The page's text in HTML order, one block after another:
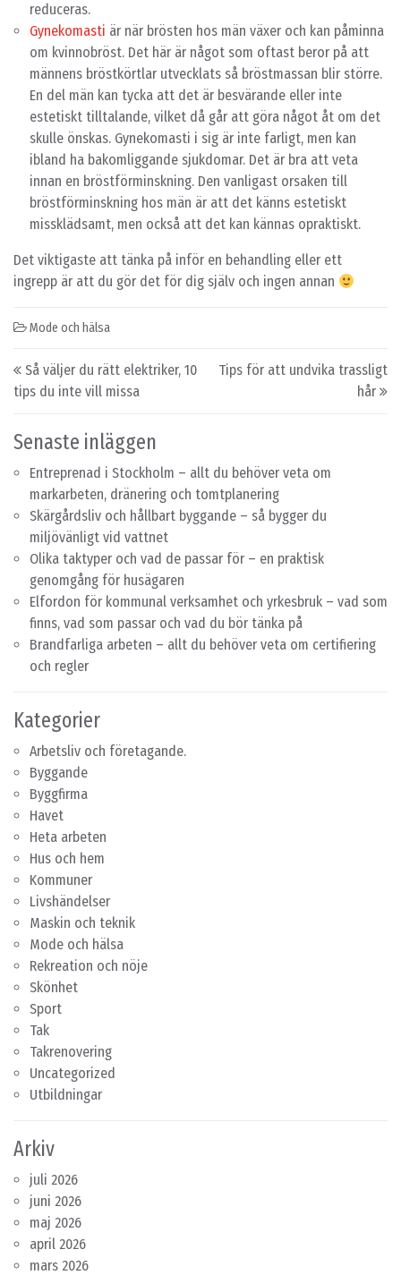
reduceras.
Gynekomasti är när brösten hos män växer och kan påminna
om kvinnobröst. Det här är något som oftast beror på att
männens bröstkörtlar utvecklats så bröstmassan blir större.
En del män kan tycka att det är besvärande eller inte
estetiskt tilltalande, vilket då går att göra något åt om det
skulle önskas. Gynekomasti i sig är inte farligt, men kan
ibland ha bakomliggande sjukdomar. Det är bra att veta
innan en bröstförminskning. Den vanligast orsaken till
bröstförminskning hos män är att det känns estetiskt
missklädsamt, men också att det kan kännas opraktiskt.
Det viktigaste att tänka på inför en behandling eller ett
ingrepp är att du gör det för dig själv och ingen annan
Mode och hälsa
Post navigation
Så väljer du rätt elektriker, 10
tips du inte vill missa
Tips för att undvika trassligt
hår
Senaste inläggen
Entreprenad i Stockholm – allt du behöver veta om
markarbeten, dränering och tomtplanering
Skärgårdsliv och hållbart byggande – så bygger du
miljövänligt vid vattnet
Olika taktyper och vad de passar för – en praktisk
genomgång för husägaren
Elfordon för kommunal verksamhet och yrkesbruk – vad som
finns, vad som passar och vad du bör tänka på
Brandfarliga arbeten – allt du behöver veta om certifiering
och regler
Kategorier
Arbetsliv och företagande.
Byggande
Byggfirma
Havet
Heta arbeten
Hus och hem
Kommuner
Livshändelser
Maskin och teknik
Mode och hälsa
Rekreation och nöje
Skönhet
Sport
Tak
Takrenovering
Uncategorized
Utbildningar
Arkiv
juli 2026
juni 2026
maj 2026
april 2026
mars 2026